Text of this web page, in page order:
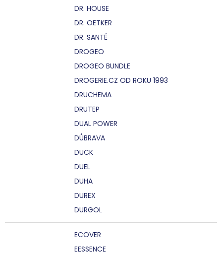
DR. HOUSE
DR. OETKER
DR. SANTÉ
DROGEO
DROGEO BUNDLE
DROGERIE.CZ OD ROKU 1993
DRUCHEMA
DRUTEP
DUAL POWER
DŮBRAVA
DUCK
DUEL
DUHA
DUREX
DURGOL
ECOVER
EESSENCE